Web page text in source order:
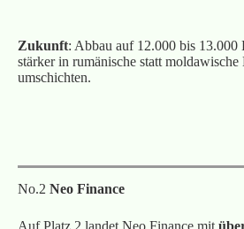
Zukunft: Abbau auf 12.000 bis 13.000
stärker in rumänische statt moldawische
umschichten.
No.2 Neo Finance
Auf Platz 2 landet Neo Finance mit